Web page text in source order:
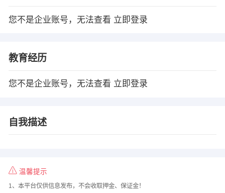
您不是企业账号，无法查看 立即登录
教育经历
您不是企业账号，无法查看 立即登录
自我描述
温馨提示
1、本平台仅供信息发布，不会收取押金、保证金！